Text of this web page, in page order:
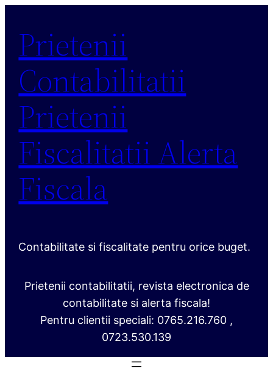
conținut
Prietenii
Contabilitatii
Prietenii
Fiscalitatii Alerta
Fiscala
Contabilitate si fiscalitate pentru orice buget.
Prietenii contabilitatii, revista electronica de
contabilitate si alerta fiscala!
Pentru clientii speciali: 0765.216.760 ,
0723.530.139